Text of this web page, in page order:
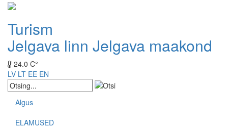
Turism
Jelgava linn Jelgava maakond
24.0 C°
LV LT EE EN
Algus
ELAMUSED